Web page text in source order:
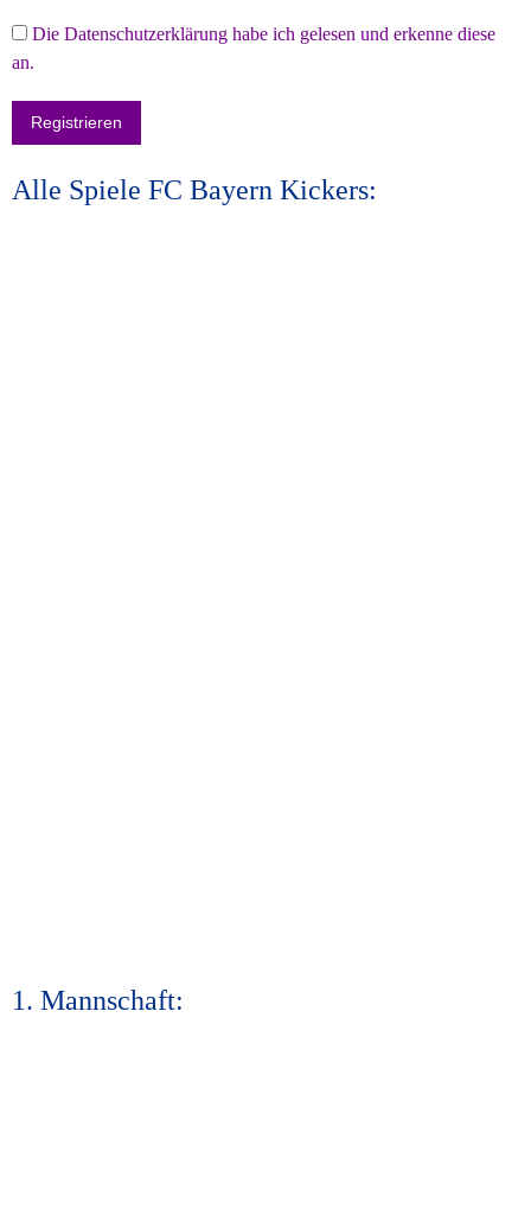
Die Datenschutzerklärung habe ich gelesen und erkenne diese
an.
Alle Spiele FC Bayern Kickers:
1. Mannschaft: